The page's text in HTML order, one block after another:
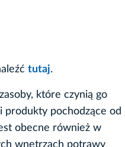
tutaj.
które czynią go
produkty pochodzące od
obecne również w
wnętrzach potrawy